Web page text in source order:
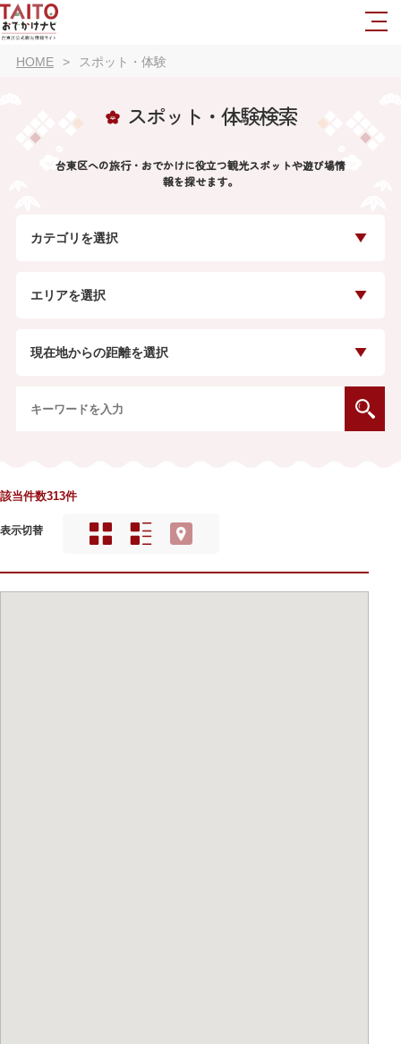
HOME スポット・体験
スポット・体験検索
台東区への旅行・おでかけに役立つ観光スポットや遊び場情
報を探せます。
カテゴリを選択
エリアを選択
現在地からの距離を選択
該当件数313件
表示切替